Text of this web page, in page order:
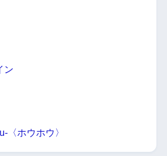
ン
〈ホウホウ〉